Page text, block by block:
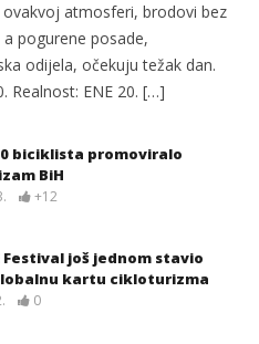
atmosferi, brodovi bez
pogurene posade,
odijela, očekuju težak dan.
Realnost: ENE 20. […]
biciklista promoviralo
BiH
+12
Festival još jednom stavio
kartu cikloturizma
0